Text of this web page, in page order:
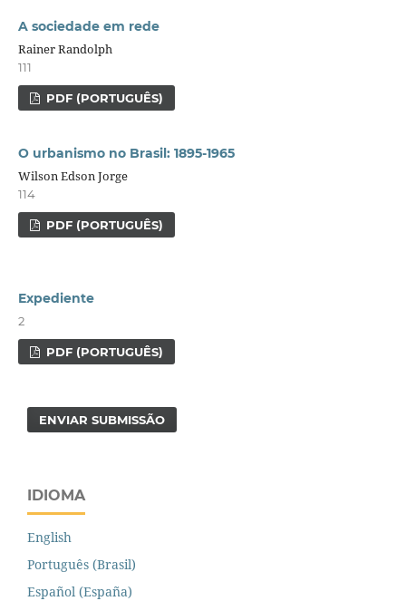
A sociedade em rede
Rainer Randolph
111
PDF (PORTUGUÊS)
O urbanismo no Brasil: 1895-1965
Wilson Edson Jorge
114
PDF (PORTUGUÊS)
Expediente
2
PDF (PORTUGUÊS)
ENVIAR SUBMISSÃO
IDIOMA
English
Português (Brasil)
Español (España)